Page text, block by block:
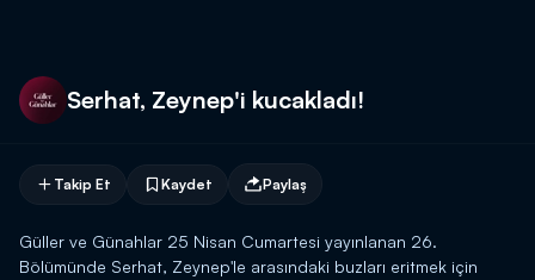
Serhat, Zeynep'i kucakladı!
Takip Et Kaydet Paylaş
Güller ve Günahlar 25 Nisan Cumartesi yayınlanan 26.
Bölümünde Serhat, Zeynep'le arasındaki buzları eritmek için